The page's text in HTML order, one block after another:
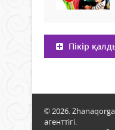
Пікір
© 2026.
агенттігі.